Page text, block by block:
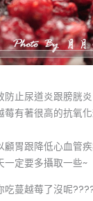
防止尿道炎跟膀胱
莓有著很高的抗氧
顧胃跟降低心血管
一定要多攝取一些~
吃蔓越莓了沒呢